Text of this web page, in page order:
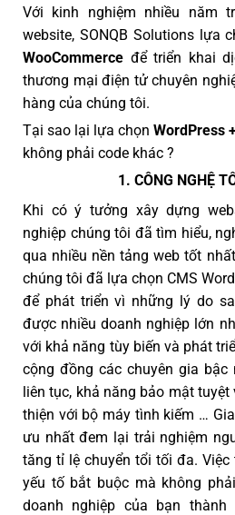
Với kinh nghiệm nhiều năm
website, SONQB Solutions lựa
WooCommerce để triển khai
thương mại điện tử chuyên
hàng của chúng tôi.
Tại sao lại lựa chọn WordPress
không phải code khác ?
1. CÔNG NGHỆ
Khi có ý tưởng xây dựng
nghiệp chúng tôi đã tìm hiểu,
qua nhiều nền tảng web tốt
chúng tôi đã lựa chọn CMS
để phát triển vì những lý do
được nhiều doanh nghiệp lớn
với khả năng tùy biến và phát
cộng đồng các chuyên gia
liên tục, khả năng bảo mật
thiện với bộ máy tình kiếm …
ưu nhất đem lại trải nghiệm
tăng tỉ lệ chuyển tổi tối đa.
yếu tố bắt buộc mà không
doanh nghiệp của bạn